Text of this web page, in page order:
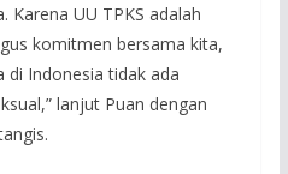
Karena UU TPKS adalah
komitmen bersama kita,
di Indonesia tidak ada
lanjut Puan dengan